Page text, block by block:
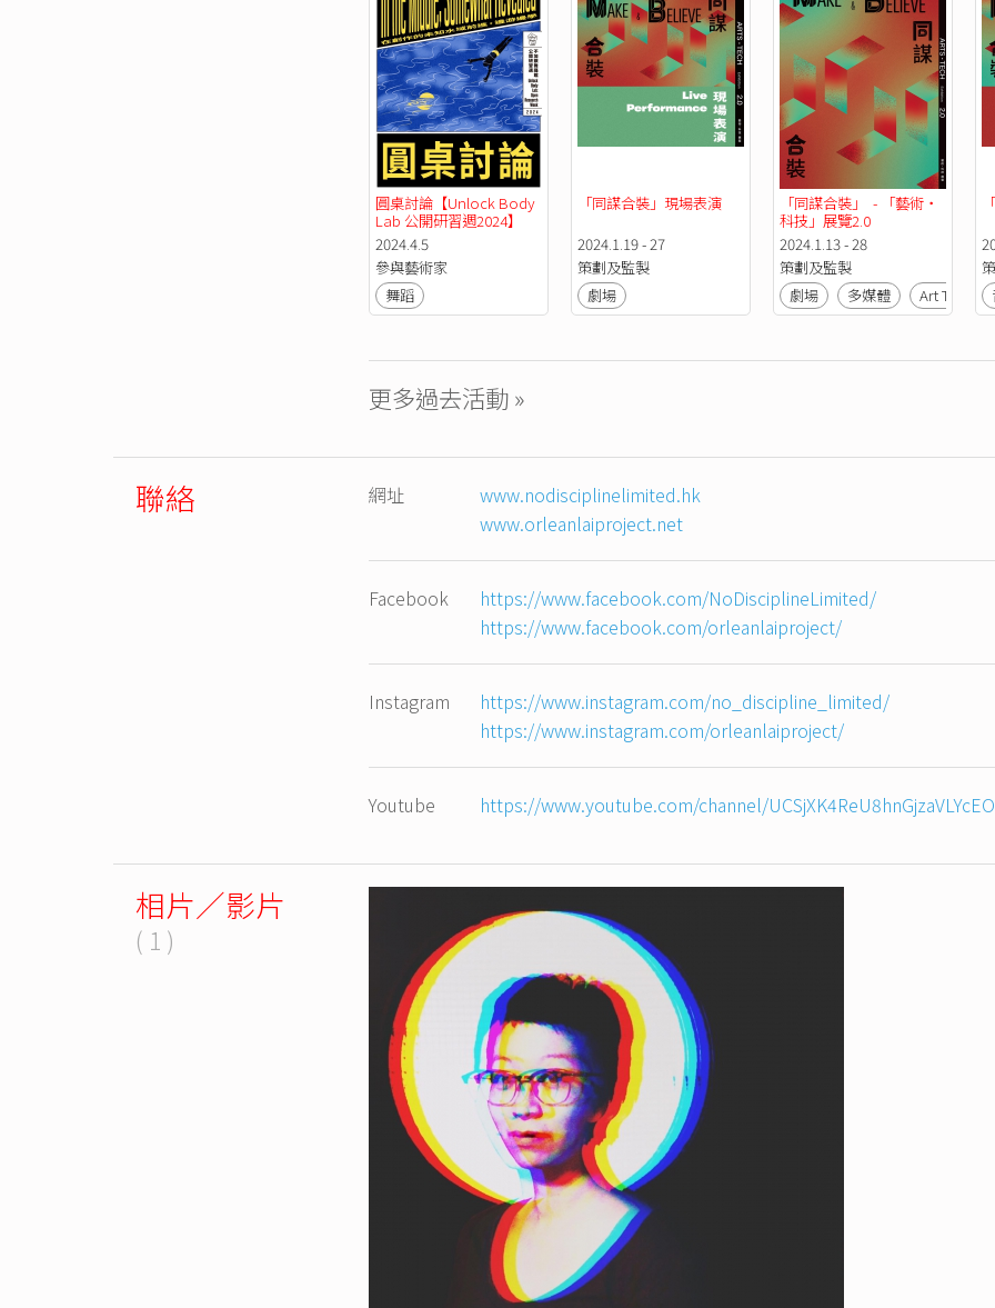
圓桌討論【Unlock Body
Lab 公開研習週2024】
2024.4.5
參與藝術家
舞蹈
「同謀合裝」現場表演
2024.1.19 - 27
策劃及監製
劇場
「同謀合裝」  - 「藝術‧
科技」展覽2.0
2024.1.13 - 28
策劃及監製
劇場
多媒體 Art Tech
更多過去活動 »
聯絡 網址
www.nodisciplinelimited.hk
www.orleanlaiproject.net
Facebook
https://www.facebook.com/NoDisciplineLimited/
https://www.facebook.com/orleanlaiproject/
Instagram
https://www.instagram.com/no_discipline_limited/
https://www.instagram.com/orleanlaiproject/
Youtube https://www.youtube.com/channel/
相片／影片
( 1 )